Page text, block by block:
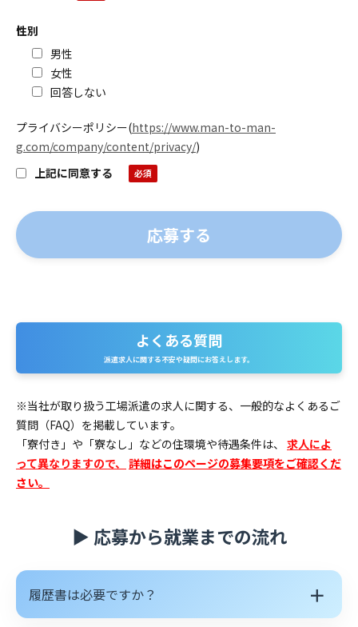
性別
男性
女性
回答しない
プライバシーポリシー(https://www.man-to-man-
g.com/company/content/privacy/)
上記に同意する
く
あ
る
質
問
よくある質問
派遣求人に関する不安や疑問にお答えします。
※当社が取り扱う工場派遣の求人に関する、一般的なよくあるご
質問（FAQ）を掲載しています。
「寮付き」や「寮なし」などの住環境や待遇条件は、 求人によ
って異なりますので、 詳細はこのページの募集要項をご確認くだ
さい。
▶ 応募から就業までの流れ
履歴書は必要ですか？ ＋